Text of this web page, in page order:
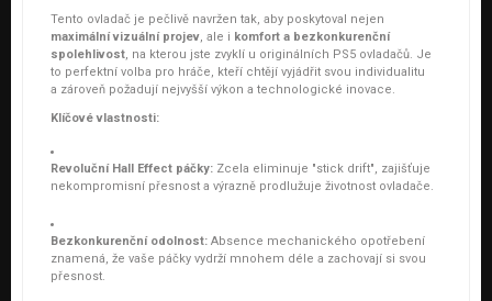
Tento ovladač je pečlivě navržen tak, aby poskytoval nejen
maximální vizuální projev, ale i komfort a bezkonkurenční
spolehlivost, na kterou jste zvyklí u originálních PS5 ovladačů. Je
to perfektní volba pro hráče, kteří chtějí vyjádřit svou individualitu
a zároveň požadují nejvyšší výkon a technologické inovace.
Klíčové vlastnosti:
Revoluční Hall Effect páčky: Zcela eliminuje "stick drift", zajišťuje
nekompromisní přesnost a výrazně prodlužuje životnost ovladače.
Bezkonkurenční odolnost: Absence mechanického opotřebení
znamená, že vaše páčky vydrží mnohem déle a zachovají si svou
přesnost.